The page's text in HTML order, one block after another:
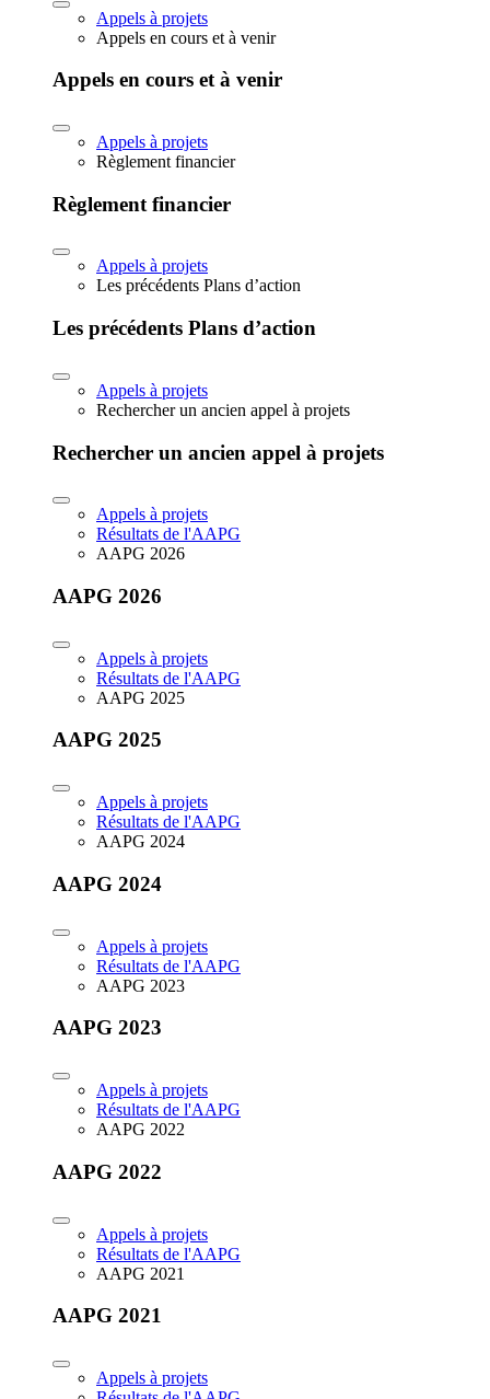
Appels à projets
Appels en cours et à venir
Appels en cours et à venir
Appels à projets
Règlement financier
Règlement financier
Appels à projets
Les précédents Plans d’action
Les précédents Plans d’action
Appels à projets
Rechercher un ancien appel à projets
Rechercher un ancien appel à projets
Appels à projets
Résultats de l'AAPG
AAPG 2026
AAPG 2026
Appels à projets
Résultats de l'AAPG
AAPG 2025
AAPG 2025
Appels à projets
Résultats de l'AAPG
AAPG 2024
AAPG 2024
Appels à projets
Résultats de l'AAPG
AAPG 2023
AAPG 2023
Appels à projets
Résultats de l'AAPG
AAPG 2022
AAPG 2022
Appels à projets
Résultats de l'AAPG
AAPG 2021
AAPG 2021
Appels à projets